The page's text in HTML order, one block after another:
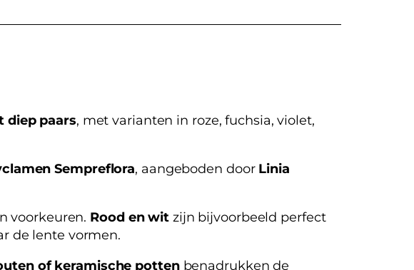
diep paars, met varianten in roze, fuchsia, violet,
Sempreflora, aangeboden door Linia
voorkeuren. Rood en wit zijn bijvoorbeeld perfect
de lente vormen.
of keramische pottenbenadrukken de